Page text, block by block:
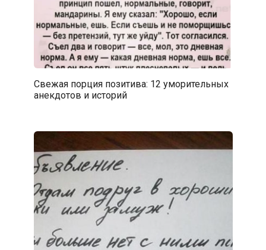
Свежая порция позитива: 12 уморительных
анекдотов и историй